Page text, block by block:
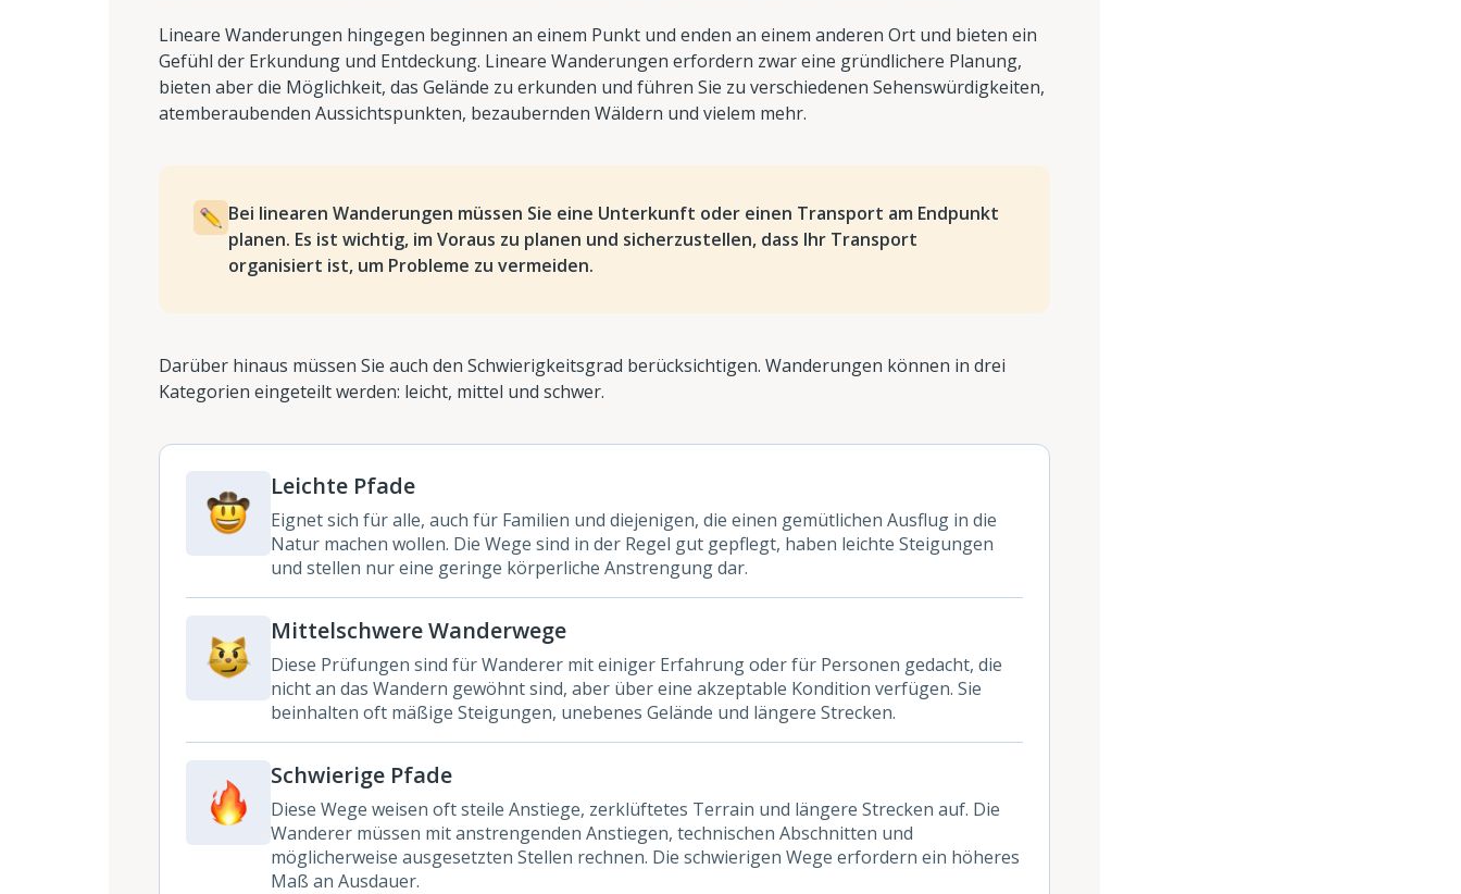
Lineare Wanderungen hingegen beginnen an einem Punkt und enden an einem anderen Ort und bieten ein
Gefühl der Erkundung und Entdeckung. Lineare Wanderungen erfordern zwar eine gründlichere Planung,
bieten aber die Möglichkeit, das Gelände zu erkunden und führen Sie zu verschiedenen Sehenswürdigkeiten,
atemberaubenden Aussichtspunkten, bezaubernden Wäldern und vielem mehr.
Bei linearen Wanderungen müssen Sie eine Unterkunft oder einen Transport am Endpunkt
planen. Es ist wichtig, im Voraus zu planen und sicherzustellen, dass Ihr Transport
organisiert ist, um Probleme zu vermeiden.
Darüber hinaus müssen Sie auch den Schwierigkeitsgrad berücksichtigen. Wanderungen können in drei
Kategorien eingeteilt werden: leicht, mittel und schwer.
Leichte Pfade
Eignet sich für alle, auch für Familien und diejenigen, die einen gemütlichen Ausflug in die
Natur machen wollen. Die Wege sind in der Regel gut gepflegt, haben leichte Steigungen
und stellen nur eine geringe körperliche Anstrengung dar.
Mittelschwere Wanderwege
Diese Prüfungen sind für Wanderer mit einiger Erfahrung oder für Personen gedacht, die
nicht an das Wandern gewöhnt sind, aber über eine akzeptable Kondition verfügen. Sie
beinhalten oft mäßige Steigungen, unebenes Gelände und längere Strecken.
Schwierige Pfade
Diese Wege weisen oft steile Anstiege, zerklüftetes Terrain und längere Strecken auf. Die
Wanderer müssen mit anstrengenden Anstiegen, technischen Abschnitten und
möglicherweise ausgesetzten Stellen rechnen. Die schwierigen Wege erfordern ein höheres
Maß an Ausdauer.